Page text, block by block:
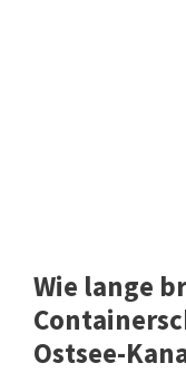
Wie lange
Ostsee-